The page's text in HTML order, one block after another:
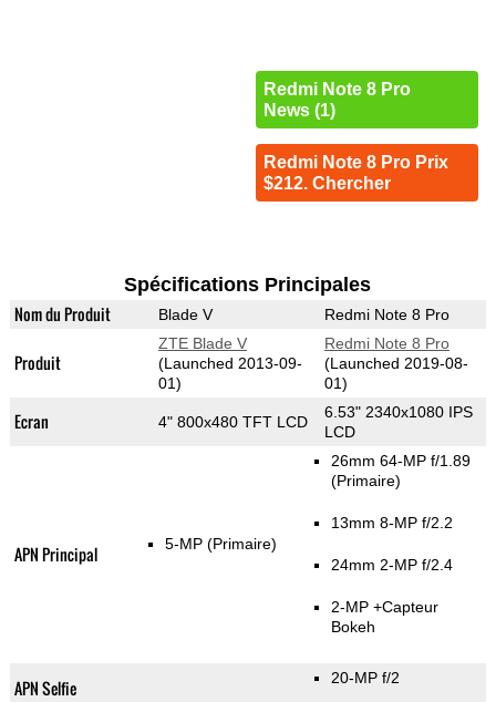
Redmi Note 8 Pro
News (1)
Redmi Note 8 Pro Prix
$212. Chercher
Spécifications Principales
Nom du Produit Blade V Redmi Note 8 Pro
Produit
ZTE Blade V
(Launched 2013-09-
01)
Redmi Note 8 Pro
(Launched 2019-08-
01)
Ecran 4" 800x480 TFT LCD
6.53" 2340x1080 IPS
LCD
APN Principal 5-MP (Primaire)
26mm 64-MP f/1.89
(Primaire)
13mm 8-MP f/2.2
24mm 2-MP f/2.4
2-MP +Capteur
Bokeh
APN Selfie 20-MP f/2